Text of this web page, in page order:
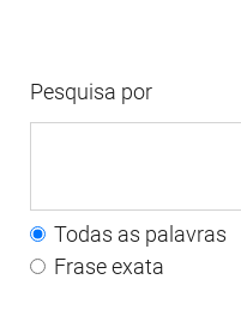
Pesquisa por
Todas as palavras
Frase exata